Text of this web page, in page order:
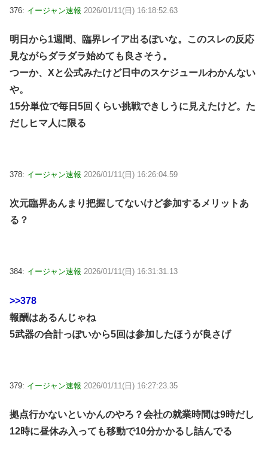
376: イージャン速報 2026/01/11(日) 16:18:52.63
明日から1週間、臨界レイア出るぽいな。このスレの反応
見ながらダラダラ始めても良さそう。
つーか、Xと公式みたけど日中のスケジュールわかんない
や。
15分単位で毎日5回くらい挑戦できしうに見えたけど。た
だしヒマ人に限る
378: イージャン速報 2026/01/11(日) 16:26:04.59
次元臨界あんまり把握してないけど参加するメリットあ
る？
384: イージャン速報 2026/01/11(日) 16:31:31.13
>>378
報酬はあるんじゃね
5武器の合計っぽいから5回は参加したほうが良さげ
379: イージャン速報 2026/01/11(日) 16:27:23.35
拠点行かないといかんのやろ？会社の就業時間は9時だし
12時に昼休み入っても移動で10分かかるし詰んでる